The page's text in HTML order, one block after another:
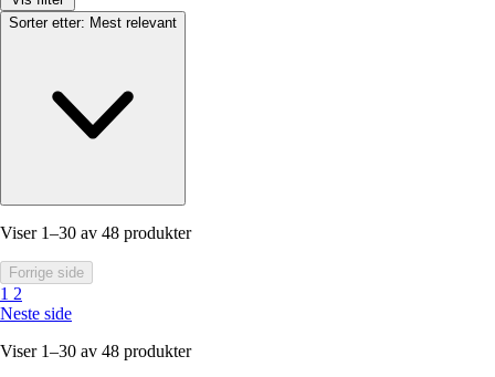
Sorter etter: Mest relevant
Viser 1–30 av 48 produkter
Forrige side
1 2
Neste side
Viser 1–30 av 48 produkter